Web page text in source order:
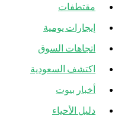
مقتطفات
إيجارات يومية
اتجاهات السوق
اكتشف السعودية
أخبار بيوت
دليل الأحياء